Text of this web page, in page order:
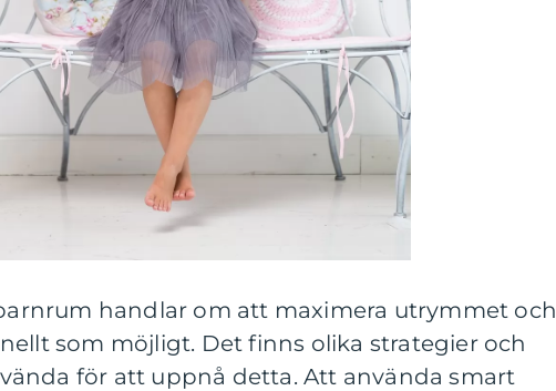
handlar om att maximera utrymmet och
som möjligt. Det finns olika strategier och
för att uppnå detta. Att använda smart